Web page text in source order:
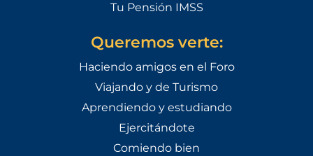
Tu Pensión IMSS
Queremos verte:
Haciendo amigos en el Foro
Viajando y de Turismo
Aprendiendo y estudiando
Ejercitándote
Comiendo bien